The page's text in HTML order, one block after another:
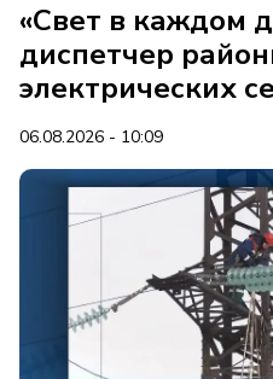
«Свет в каждом
диспетчер
электрических
06.08.2026 - 10:09